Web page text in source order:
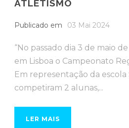
ATLETISMO
Publicado em 03 Mai 2024
“No passado dia 3 de maio
em Lisboa o Campeonato
Em representação da
competiram 2 alunas,...
LER MAIS